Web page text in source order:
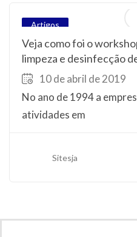
Artigos
Veja como foi o
limpeza e desinfecção
Fujifilm10 de abril de 2019
No ano de 1994 a
atividades em
Sitesja